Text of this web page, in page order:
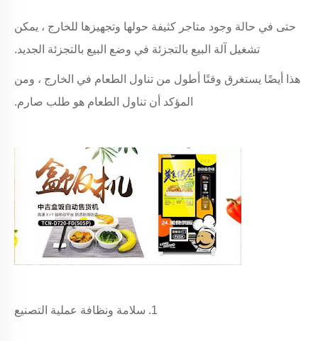
حتى في حالة وجود متاجر كثيفة حولها وتجهيزها للخارج ، يمكن
تشغيل آلة البيع بالتجزئة في وضع البيع بالتجزئة الجديد.
هذا أيضًا يستغرق وقتًا أطول من تناول الطعام في الخارج ، ومن
المؤكد أن تناول الطعام هو طلب صارم.
1. سلامة ونظافة عملية التصنيع